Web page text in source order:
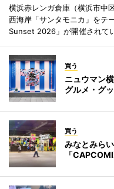
横浜赤レンガ倉庫（横浜市中
西海岸「サンタモニカ」をテ
Sunset 2026」が開催されて
買う
ニュウマン
グルメ・グ
買う
みなとみら
「